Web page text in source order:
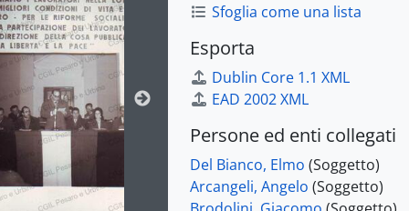
Sfoglia come una lista
Esporta
Dublin Core 1.1 XML
EAD 2002 XML
Persone ed enti collegati
Del Bianco, Elmo (Soggetto)
Arcangeli, Angelo (Soggetto)